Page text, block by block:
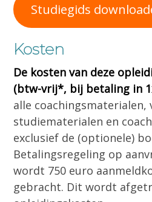
Studiegids
Kosten
De kosten van deze
(btw-vrij*, bij betaling in
alle coachingsmaterialen,
studiematerialen en
exclusief de (optionele)
Betalingsregeling op
wordt 750 euro
gebracht. Dit wordt